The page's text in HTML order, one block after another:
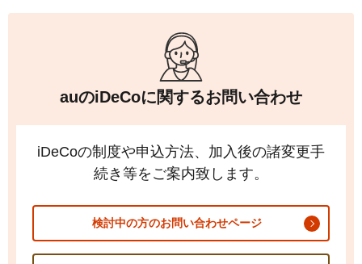
auのiDeCoに関するお問い合わせ
iDeCoの制度や申込方法、加入後の諸変更手
続き等をご案内致します。
検討中の方のお問い合わせページ